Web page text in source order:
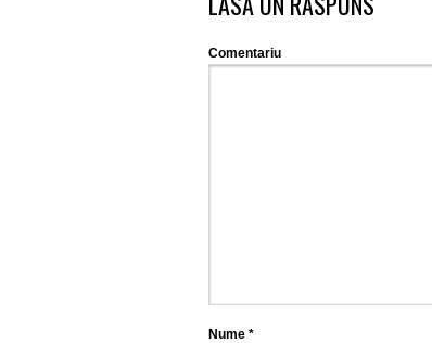
Comentariu
Nume *